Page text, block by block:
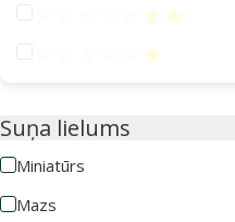
Atsauksmes
Atsauksmes
Suņa lielums
Miniatūrs
Mazs